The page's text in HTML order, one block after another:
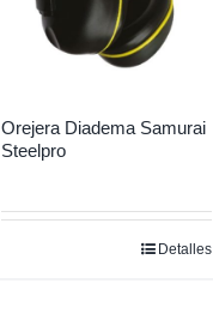
Orejera Diadema Samurai
Steelpro
Detalles